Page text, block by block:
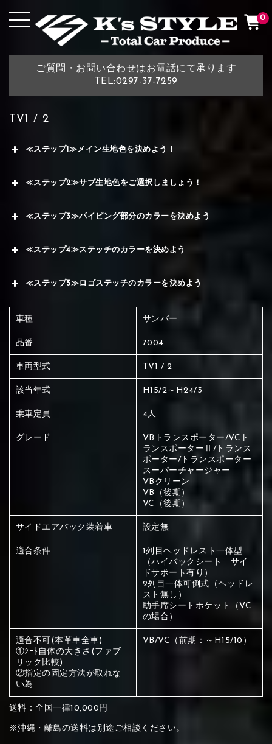
ご質問・お問い合わせはお電話にて承ります
TEL:0297-37-7259
0
TV1 / 2
≪ステップ1≫メイン生地色を決めよう！
赤く塗られている場所を選択
ください
メイン生地は下記16種類からご選択ください。
①Beige
≪ステップ2≫サブ生地色をご選択しましょう！
赤く塗られている部分にカラ
ー選択ください
サブ生地は下記16種類からご選択ください。
①Beige
≪ステップ3≫パイピング部分のカラーを決めよう
赤く塗られている場所を選択
ください
≪ステップ4≫ステッチのカラーを決めよう
赤く塗られている場所を選択
ください
刺繍は下記21種類からご選択ください。
≪ステップ5≫ロゴステッチのカラーを決めよう
赤く塗られている場所を選択
ください
刺繍は下記21種類からご選択ください。
車種 サンバー
品番 7004
車両型式 TV1 / 2
該当年式 H15/2～H24/3
乗車定員 4人
グレード
VBトランスポーター/VCト
ランスポーターⅡ/トランス
ポーター/トランスポーター
スーパーチャージャー
VBクリーン
VB（後期）
VC（後期）
サイドエアバック装着車 設定無
適合条件
1列目ヘッドレスト一体型
（ハイバックシート サイ
ドサポート有り）
2列目一体可倒式（ヘッドレ
スト無し）
助手席シートポケット（VC
の場合）
適合不可(本革車全車)
①ｼｰﾄ自体の大きさ(ファブ
リック比較)
②指定の固定方法が取れな
い為
VB/VC（前期：～H15/10）
送料：全国一律10,000円
※沖縄・離島の送料は別途ご相談ください。